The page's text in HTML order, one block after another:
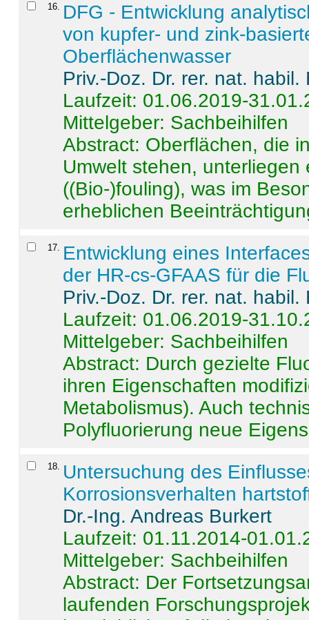
16
DFG - Entwicklung
von kupfer- und zink-
Oberflächenwasser
Priv.-Doz. Dr. rer. nat.
Laufzeit: 01.06.2019-
Mittelgeber: Sachbeihilfen
Abstract: Oberflächen, die
Umwelt stehen,
((Bio-)fouling), was im
erheblichen
17
Entwicklung eines
der HR-cs-GFAAS für die
Priv.-Doz. Dr. rer. nat.
Laufzeit: 01.06.2019-
Mittelgeber: Sachbeihilfen
Abstract: Durch gezielte
ihren Eigenschaften
Metabolismus). Auch
Polyfluorierung neue
18
Untersuchung des
Korrosionsverhalten
Dr.-Ing. Andreas Burkert
Laufzeit: 01.11.2014-
Mittelgeber: Sachbeihilfen
Abstract: Der
laufenden